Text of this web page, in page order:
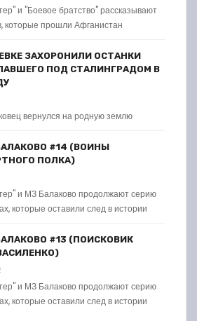
и "Боевое братство" рассказывают
которые прошли Афганистан
ЗАХОРОНИЛИ ОСТАНКИ
ПОД СТАЛИНГРАДОМ В
вернулся на родную землю
#14 (ВОИНЫ
ПОЛКА)
и МЗ Балаково продолжают серию
которые оставили след в истории
#13 (ПОИСКОВИК
и МЗ Балаково продолжают серию
которые оставили след в истории